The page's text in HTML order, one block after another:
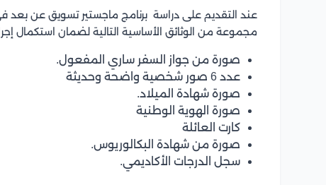
عند التقديم على دراسة برنامج ماجستير تسويق عن بعد
مجموعة من الوثائق الأساسية التالية لضمان استكمال
صورة من جواز السفر ساري المفعول.
عدد 6 صور شخصية واضحة وحديثة
صورة شهادة الميلاد.
صورة الهوية الوطنية
كارت العائلة
صورة من شهادة البكالوريوس.
سجل الدرجات الأكاديمي.